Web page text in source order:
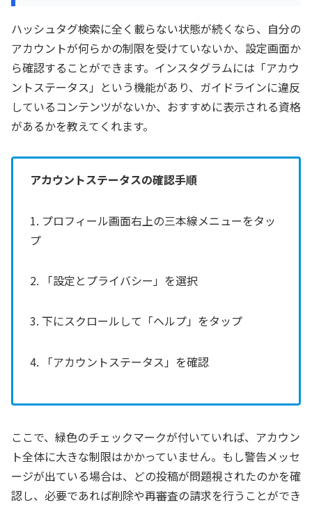
ハッシュタグ検索に全く載らない状態が続くなら、自分の
アカウントが何らかの制限を受けていないか、設定画面か
ら確認することができます。インスタグラムには「アカウ
ントステータス」という機能があり、ガイドラインに違反
しているコンテンツがないか、おすすめに表示される資格
があるかを教えてくれます。
アカウントステータスの確認手順
1. プロフィール画面右上の三本線メニューをタッ
プ
2. 「設定とプライバシー」を選択
3. 下にスクロールして「ヘルプ」をタップ
4. 「アカウントステータス」を確認
ここで、緑色のチェックマークが付いていれば、アカウン
ト全体に大きな制限はかかっていません。もし警告メッセ
ージが出ている場合は、どの投稿が問題視されたのかを確
認し、必要であれば削除や再審査の請求を行うことができ